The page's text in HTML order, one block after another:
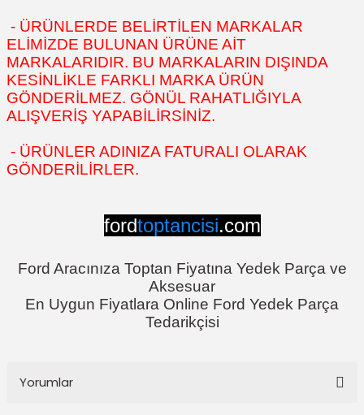
- ÜRÜNLERDE BELİRTİLEN MARKALAR
ELİMİZDE BULUNAN ÜRÜNE AİT
MARKALARIDIR. BU MARKALARIN DIŞINDA
KESİNLİKLE FARKLI MARKA ÜRÜN
GÖNDERİLMEZ. GÖNÜL RAHATLIĞIYLA
ALIŞVERİŞ YAPABİLİRSİNİZ.
- ÜRÜNLER ADINIZA FATURALI OLARAK
GÖNDERİLİRLER.
fordtoptancisi.com
Ford Aracınıza Toptan Fiyatına Yedek Parça ve
Aksesuar
En Uygun Fiyatlara Online Ford Yedek Parça
Tedarikçisi
Yorumlar